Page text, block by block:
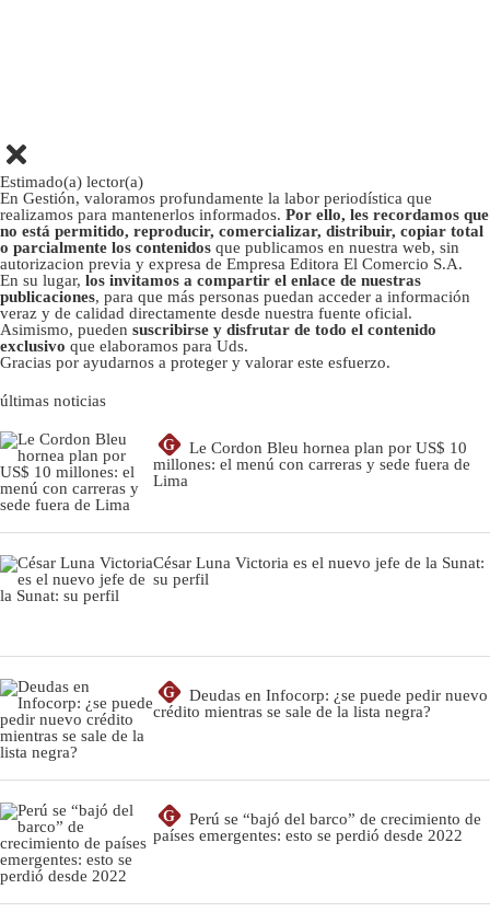
Estimado(a) lector(a)
En Gestión, valoramos profundamente la labor periodística que
realizamos para mantenerlos informados. Por ello, les recordamos que
no está permitido, reproducir, comercializar, distribuir, copiar total
o parcialmente los contenidos que publicamos en nuestra web, sin
autorizacion previa y expresa de Empresa Editora El Comercio S.A.
En su lugar, los invitamos a compartir el enlace de nuestras
publicaciones, para que más personas puedan acceder a información
veraz y de calidad directamente desde nuestra fuente oficial.
Asimismo, pueden suscribirse y disfrutar de todo el contenido
exclusivo que elaboramos para Uds.
Gracias por ayudarnos a proteger y valorar este esfuerzo.
últimas noticias
G
Le Cordon Bleu hornea plan por US$ 10
millones: el menú con carreras y sede fuera de
Lima
César Luna Victoria es el nuevo jefe de la Sunat:
su perfil
G
Deudas en Infocorp: ¿se puede pedir nuevo
crédito mientras se sale de la lista negra?
G
Perú se “bajó del barco” de crecimiento de
países emergentes: esto se perdió desde 2022